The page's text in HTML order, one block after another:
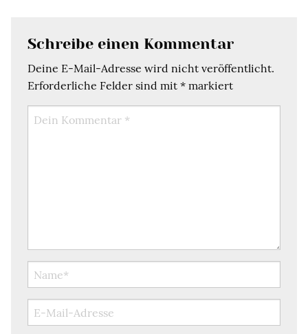
Schreibe einen Kommentar
Deine E-Mail-Adresse wird nicht veröffentlicht.
Erforderliche Felder sind mit * markiert